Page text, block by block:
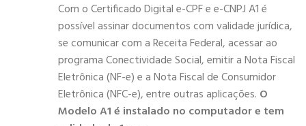
Com o Certificado Digital e-CPF e e-CNPJ A1 é
possível assinar documentos com validade jurídica,
se comunicar com a Receita Federal, acessar ao
programa Conectividade Social, emitir a Nota Fiscal
Eletrônica (NF-e) e a Nota Fiscal de Consumidor
Eletrônica (NFC-e), entre outras aplicações. O
Modelo A1 é instalado no computador e tem